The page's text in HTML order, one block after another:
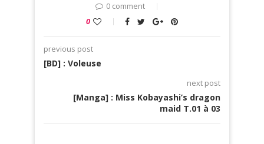
0 comment
0
previous post
[BD] : Voleuse
next post
[Manga] : Miss Kobayashi’s dragon
maid T.01 à 03